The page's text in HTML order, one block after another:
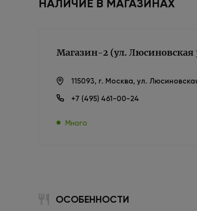
НАЛИЧИЕ В МАГАЗИНАХ
Магазин-2 (ул. Люсиновская
115093, г. Москва, ул.
+7 (495) 461-00-24
Много
ОСОБЕННОСТИ